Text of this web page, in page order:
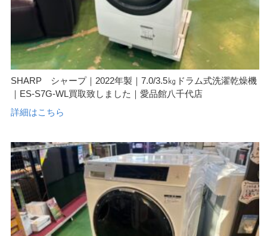
SHARP シャープ｜2022年製｜7.0/3.5㎏ドラム式洗濯乾燥機
｜ES-S7G-WL買取致しました｜愛品館八千代店
詳細はこちら